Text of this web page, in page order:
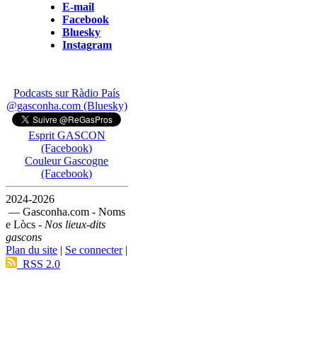
E-mail
Facebook
Bluesky
Instagram
Podcasts sur Ràdio País
@gasconha.com (Bluesky)
Esprit GASCON
(Facebook)
Couleur Gascogne
(Facebook)
2024-2026
— Gasconha.com - Noms
e Lòcs - Nos lieux-dits
gascons
Plan du site | Se connecter|
RSS 2.0